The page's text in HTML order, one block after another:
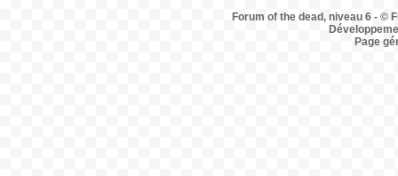
Forum of the dead, niveau 6 - ©
Page